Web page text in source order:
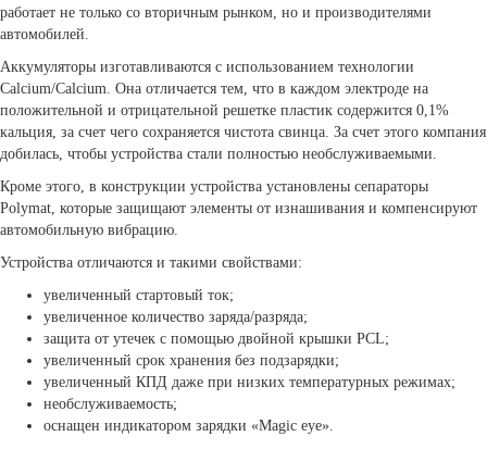
работает не только со вторичным рынком, но и производителями
автомобилей.
Аккумуляторы изготавливаются с использованием технологии
Calcium/Calcium. Она отличается тем, что в каждом электроде на
положительной и отрицательной решетке пластик содержится 0,1%
кальция, за счет чего сохраняется чистота свинца. За счет этого компания
добилась, чтобы устройства стали полностью необслуживаемыми.
Кроме этого, в конструкции устройства установлены сепараторы
Polymat, которые защищают элементы от изнашивания и компенсируют
автомобильную вибрацию.
Устройства отличаются и такими свойствами:
увеличенный стартовый ток;
увеличенное количество заряда/разряда;
защита от утечек с помощью двойной крышки PCL;
увеличенный срок хранения без подзарядки;
увеличенный КПД даже при низких температурных режимах;
необслуживаемость;
оснащен индикатором зарядки «Magic eye».